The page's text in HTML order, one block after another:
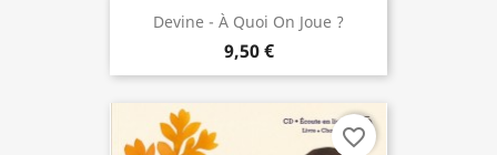
Devine - À Quoi On Joue ?
9,50 €
favorite_border